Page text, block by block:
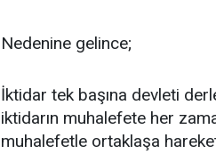
Nedenine gelince;
İktidar tek başına devleti
iktidarın muhalefete her
muhalefetle ortaklaşa